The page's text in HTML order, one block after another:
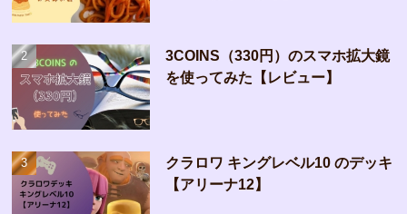
3COINS（330円）のスマホ拡大鏡
を使ってみた【レビュー】
クラロワ キングレベル10 のデッキ
【アリーナ12】